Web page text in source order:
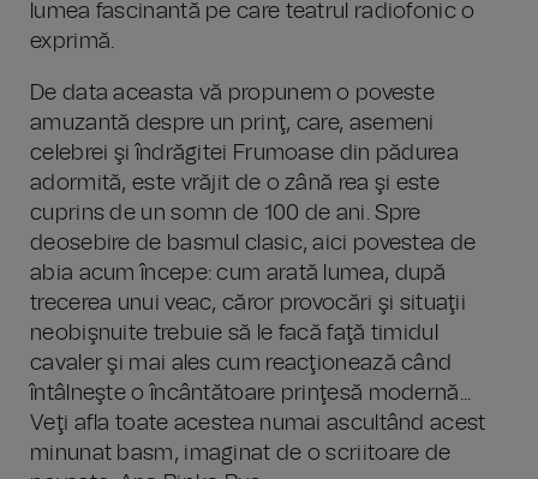
lumea fascinantă pe care teatrul radiofonic o
exprimă.
De data aceasta vă propunem o poveste
amuzantă despre un prinţ, care, asemeni
celebrei şi îndrăgitei Frumoase din pădurea
adormită, este vrăjit de o zână rea şi este
cuprins de un somn de 100 de ani. Spre
deosebire de basmul clasic, aici povestea de
abia acum începe: cum arată lumea, după
trecerea unui veac, căror provocări şi situaţii
neobişnuite trebuie să le facă faţă timidul
cavaler şi mai ales cum reacţionează când
întâlneşte o încântătoare prinţesă modernă...
Veţi afla toate acestea numai ascultând acest
minunat basm, imaginat de o scriitoare de